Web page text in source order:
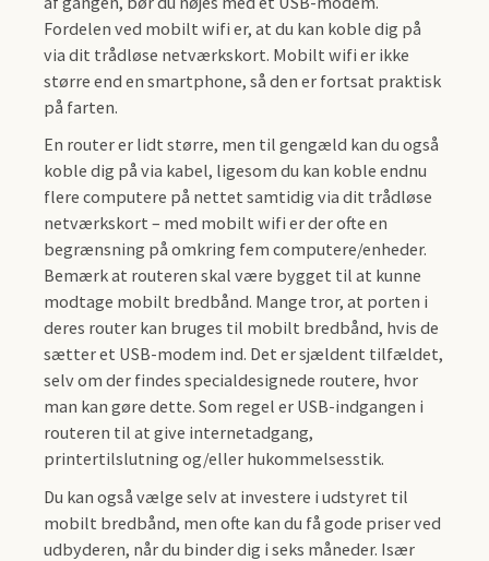
Fordelen ved mobilt wifi er, at du kan koble dig på
via dit trådløse netværkskort. Mobilt wifi er ikke
større end en smartphone, så den er fortsat praktisk
på farten.
En router er lidt større, men til gengæld kan du også
koble dig på via kabel, ligesom du kan koble endnu
flere computere på nettet samtidig via dit trådløse
netværkskort – med mobilt wifi er der ofte en
begrænsning på omkring fem computere/enheder.
Bemærk at routeren skal være bygget til at kunne
modtage mobilt bredbånd. Mange tror, at porten i
deres router kan bruges til mobilt bredbånd, hvis de
sætter et USB-modem ind. Det er sjældent tilfældet,
selv om der findes specialdesignede routere, hvor
man kan gøre dette. Som regel er USB-indgangen i
routeren til at give internetadgang,
printertilslutning og/eller hukommelsesstik.
Du kan også vælge selv at investere i udstyret til
mobilt bredbånd, men ofte kan du få gode priser ved
udbyderen, når du binder dig i seks måneder. Især